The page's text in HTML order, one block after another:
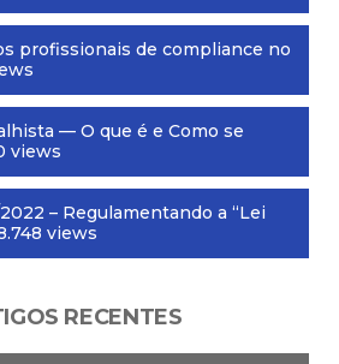
profissionais de compliance no
— O que é e Como se
views
– Regulamentando a “Lei
views
RECENTES